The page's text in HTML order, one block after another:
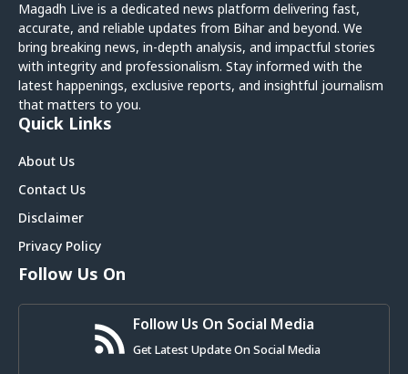
Magadh Live is a dedicated news platform delivering fast,
accurate, and reliable updates from Bihar and beyond. We
bring breaking news, in-depth analysis, and impactful stories
with integrity and professionalism. Stay informed with the
latest happenings, exclusive reports, and insightful journalism
that matters to you.
Quick Links
About Us
Contact Us
Disclaimer
Privacy Policy
Follow Us On
Follow Us On Social Media
Get Latest Update On Social Media